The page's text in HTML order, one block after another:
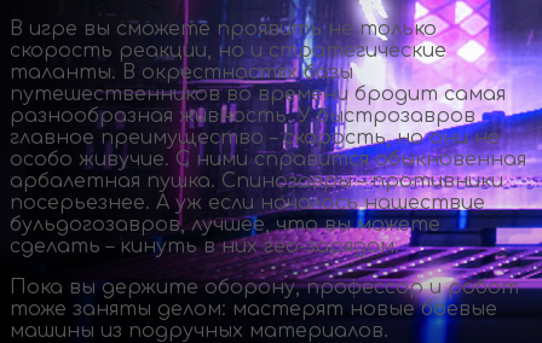
В игре вы сможете проявить не только
скорость реакции, но и стратегические
таланты. В окрестностях базы
путешественников во времени бродит самая
разнообразная живность. У быстрозавров
главное преимущество – скорость, но они не
особо живучие. С ними справится обыкновенная
арбалетная пушка. Спинозавры – противники
посерьезнее. А уж если началось нашествие
бульдогозавров, лучшее, что вы можете
сделать – кинуть в нихгео-зарядом.
Пока вы держите оборону, профессор и робот
тоже заняты делом: мастерят новые боевые
машины из подручных материалов.